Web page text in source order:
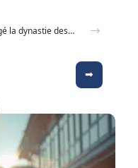
Les grandes ruptures qui ont changé la dynastie des rois de France